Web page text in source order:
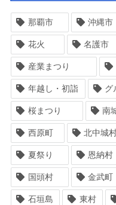
那覇市 沖縄市
花火 名護市
産業まつり
年越し・初詣 グ
桜まつり 南
西原町 北中城
夏祭り 恩納村
国頭村 金武町
石垣島 東村